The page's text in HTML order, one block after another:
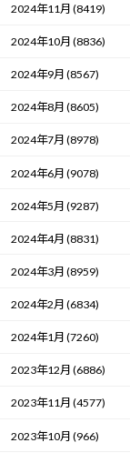
2024年11月 (8419)
2024年10月 (8836)
2024年9月 (8567)
2024年8月 (8605)
2024年7月 (8978)
2024年6月 (9078)
2024年5月 (9287)
2024年4月 (8831)
2024年3月 (8959)
2024年2月 (6834)
2024年1月 (7260)
2023年12月 (6886)
2023年11月 (4577)
2023年10月 (966)